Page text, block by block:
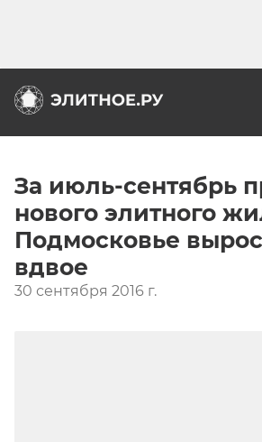
За июль-сентябрь
нового элитного
Подмосковье
вдвое
30 сентября 2016 г.